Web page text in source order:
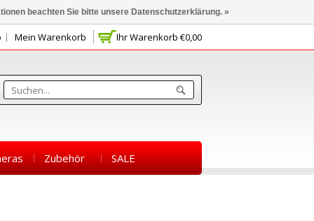
Ihr Warenkorb €0,00
Mein Warenkorb
Zubehör SALE
beachten Sie bitte unsere Datenschutzerklärung. »